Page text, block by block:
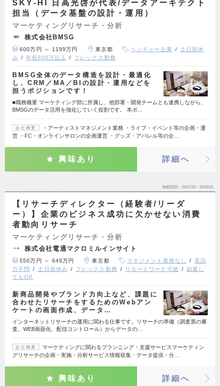
SKY-HI 日高光啓が代表/データアーキテクト
担当（データ基盤の設計・運用）
マーケティングリサーチ・分析
株式会社BMSG
600万円 ～ 1199万円 東京都 ベンチャー企業
土日祝休
み
年収600万以上 フレックス勤務
BMSG全体のデータ構造を設計・最適化
し、CRM／MA／BIの設計・運用などを
担うポジションです！
■職務概要 マーケティング部に所属し、他部署・開発チームとも連携しながら、
BMSGのデータ活用を強化していく役割です。 本ポ…
会社概要
・アーティストマネジメント業務 ・ライブ・イベント等の企画・運
営 ・FC・オンラインサロンの企画運営 ・グッズ・アパレル等の企…
興味あり 詳細へ
掲載期間 26/07/28～26/08/10
【リサーチディレクター（経験者/リーダ
ー）】企業のビジネス成功に欠かせない消費
者動向リサーチ
マーケティングリサーチ・分析
株式会社電通マクロミルインサイト
550万円 ～ 649万円 東京都 マネジメント業務なし
英語
力不問
土日祝休み フレックス勤務 リモートワーク可能
副業し
てもOK
新商品開発やブランド力向上など、課題に
合わせたリサーチをするためのWebアン
ケートの画面作成、データ…
インターネットリサーチの運用に関わる仕事です。リサーチの準備（調査票の審
査、WEB画面化、配信コントロール）からデータの…
会社概要
マーケティングに関わるプランニング・支援サービスマーケティン
グリサーチの企画・実施・分析サービス情報収集・データ提供・分…
興味あり 詳細へ